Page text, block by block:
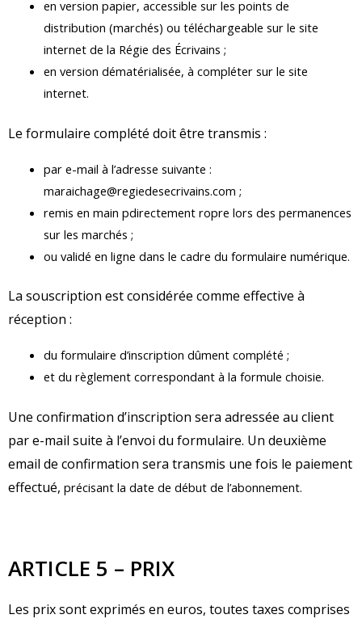
en version papier, accessible sur les points de
distribution (marchés) ou téléchargeable sur le site
internet de la Régie des Écrivains ;
en version dématérialisée, à compléter sur le site
internet.
Le formulaire complété doit être transmis :
par e-mail à l’adresse suivante :
maraichage@regiedesecrivains.com ;
remis en main pdirectement ropre lors des permanences
sur les marchés ;
ou validé en ligne dans le cadre du formulaire numérique.
La souscription est considérée comme effective à
réception :
du formulaire d’inscription dûment complété ;
et du règlement correspondant à la formule choisie.
Une confirmation d’inscription sera adressée au client
par e-mail suite à l’envoi du formulaire. Un deuxième
email de confirmation sera transmis une fois le paiement
effectué, précisant la date de début de l’abonnement.
ARTICLE 5 – PRIX
Les prix sont exprimés en euros, toutes taxes comprises